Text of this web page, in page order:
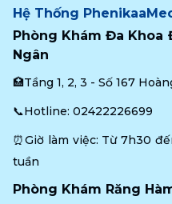
Hệ Thống
Phòng Khám Đa Khoa
Ngân
🏥Tầng 1, 2, 3 - Số 167
📞Hotline: 02422226699
⏰Giờ làm việc: Từ 7h30
tuần
Phòng Khám Răng